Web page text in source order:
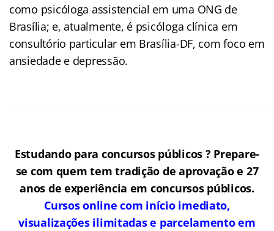
como psicóloga assistencial em uma ONG de
Brasília; e, atualmente, é psicóloga clínica em
consultório particular em Brasília-DF, com foco em
ansiedade e depressão.
Estudando para concursos públicos ? Prepare-
se com quem tem tradição de aprovação e 27
anos de experiência em concursos públicos.
Cursos online com início imediato,
visualizações ilimitadas e parcelamento em